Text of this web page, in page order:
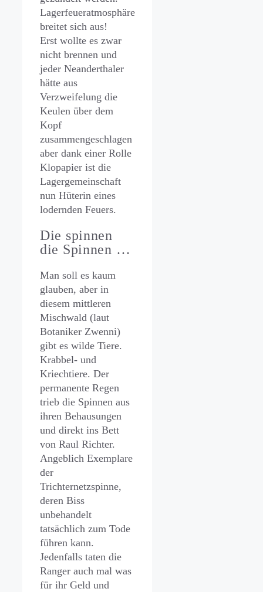
Lagerfeueratmosphäre
breitet sich aus!
Erst wollte es zwar
nicht brennen und
jeder Neanderthaler
hätte aus
Verzweifelung die
Keulen über dem
Kopf
zusammengeschlagen
aber dank einer Rolle
Klopapier ist die
Lagergemeinschaft
nun Hüterin eines
lodernden Feuers.
Die spinnen
die Spinnen …
Man soll es kaum
glauben, aber in
diesem mittleren
Mischwald (laut
Botaniker Zwenni)
gibt es wilde Tiere.
Krabbel- und
Kriechtiere. Der
permanente Regen
trieb die Spinnen aus
ihren Behausungen
und direkt ins Bett
von Raul Richter.
Angeblich Exemplare
der
Trichternetzspinne,
deren Biss
unbehandelt
tatsächlich zum Tode
führen kann.
Jedenfalls taten die
Ranger auch mal was
für ihr Geld und